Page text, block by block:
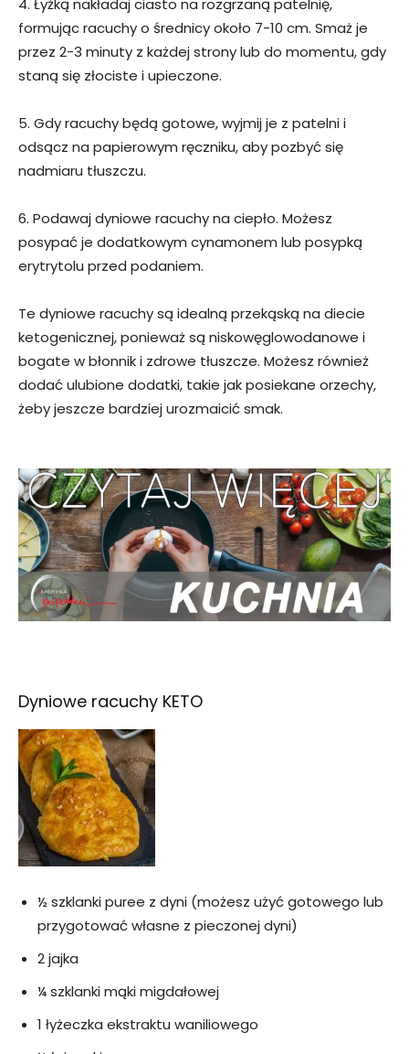
4. Łyżką nakładaj ciasto na rozgrzaną patelnię,
formując racuchy o średnicy około 7-10 cm. Smaż je
przez 2-3 minuty z każdej strony lub do momentu, gdy
staną się złociste i upieczone.
5. Gdy racuchy będą gotowe, wyjmij je z patelni i
odsącz na papierowym ręczniku, aby pozbyć się
nadmiaru tłuszczu.
6. Podawaj dyniowe racuchy na ciepło. Możesz
posypać je dodatkowym cynamonem lub posypką
erytrytolu przed podaniem.
Te dyniowe racuchy są idealną przekąską na diecie
ketogenicznej, ponieważ są niskowęglowodanowe i
bogate w błonnik i zdrowe tłuszcze. Możesz również
dodać ulubione dodatki, takie jak posiekane orzechy,
żeby jeszcze bardziej urozmaicić smak.
Dyniowe racuchy KETO
½ szklanki puree z dyni (możesz użyć gotowego lub
przygotować własne z pieczonej dyni)
2 jajka
¼ szklanki mąki migdałowej
1 łyżeczka ekstraktu waniliowego